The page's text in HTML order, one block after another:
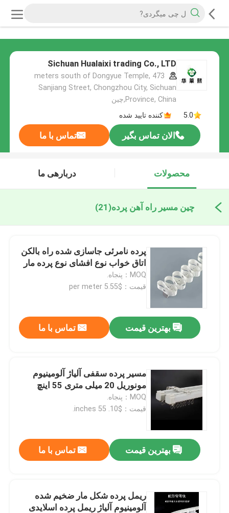
Sichuan Hualaixi trading Co., LTD
473 meters south of Dongyue Temple,
Sanjiang Street, Chongzhou City, Sichuan
Province, China,چین
5.0
کننده تایید شده
الان تماس بگیر تماس با ما
محصولات دربارهی ما
چین مسیر راه آهن پرده(21)
پرده نامرئی جاسازی شده راه بالکن
اتاق خواب نوع افشای نوع پرده مار
MOQ：پنجاه.
قیمت：$5.55 per meter
بهترین قیمت تماس با ما
مسیر پرده سقفی آلیاژ آلومینیوم
مونوریل 20 میلی متری 55 اینچ
MOQ：پنجاه.
قیمت：$10. 55 inches.
بهترین قیمت تماس با ما
ریمل پرده شکل مار ضخیم شده
آلومینیوم آلیاژ ریمل پرده اسلایدی